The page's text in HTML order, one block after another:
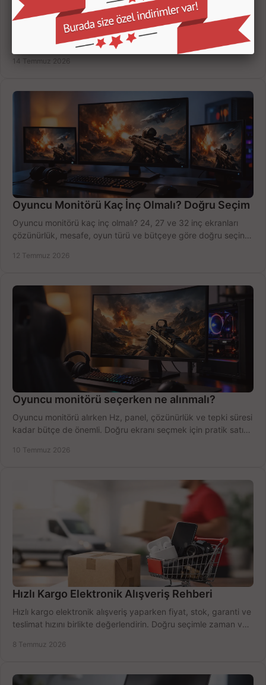
Yapay Zekalı Güvenlik Kameraları Nasıl Seçilir?
Yapay zekalı güvenlik kameraları; insan, araç ve hareket
ayrımıyla daha az yanlış uyarı sunar. Ev ve iş yeriniz için doğru
modeli, fiyatı karşılaştırın.
14 Temmuz 2026
Oyuncu Monitörü Kaç İnç Olmalı? Doğru Seçim
Oyuncu monitörü kaç inç olmalı? 24, 27 ve 32 inç ekranları
çözünürlük, mesafe, oyun türü ve bütçeye göre doğru seçin,
12 Temmuz 2026
Oyuncu monitörü seçerken ne alınmalı?
Oyuncu monitörü alırken Hz, panel, çözünürlük ve tepki süresi
kadar bütçe de önemli. Doğru ekranı seçmek için pratik satın
10 Temmuz 2026
Hızlı Kargo Elektronik Alışveriş Rehberi
Hızlı kargo elektronik alışveriş yaparken fiyat, stok, garanti ve
teslimat hızını birlikte değerlendirin. Doğru seçimle zaman ve
8 Temmuz 2026